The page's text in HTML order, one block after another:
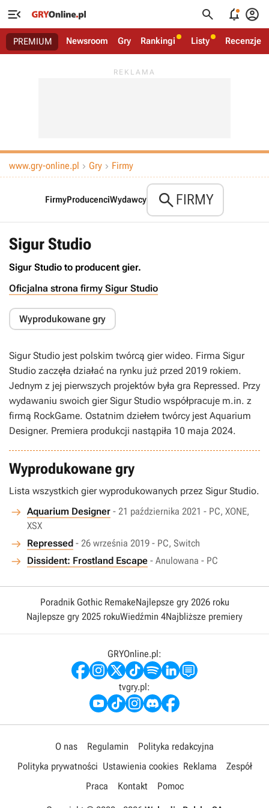
   
PREMIUM Newsroom Gry Rankingi Listy Recenzje
www.gry-online.pl  Gry  Firmy
FirmyProducenciWydawcy FIRMY
Sigur Studio
Sigur Studio to producent gier.
Oficjalna strona firmy Sigur Studio
Wyprodukowane gry
Sigur Studio jest polskim twórcą gier wideo. Firma Sigur
Studio zaczęła działać na rynku już przed 2019 rokiem.
Jednym z jej pierwszych projektów była gra Repressed. Przy
wydawaniu swoich gier Sigur Studio współpracuje m.in. z
firmą RockGame. Ostatnim dziełem twórcy jest Aquarium
Designer. Premiera produkcji nastąpiła 10 maja 2024.
Wyprodukowane gry
Lista wszystkich gier wyprodukowanych przez Sigur Studio.
Aquarium Designer - 21 października 2021 - PC, XONE,
XSX
Repressed - 26 września 2019 - PC, Switch
Dissident: Frostland Escape - Anulowana - PC
Poradnik Gothic RemakeNajlepsze gry 2026 roku
Najlepsze gry 2025 rokuWiedźmin 4Najbliższe premiery
GRYOnline.pl:
tvgry.pl:
O nas Regulamin
Polityka redakcyjna
Polityka prywatności Ustawienia cookies Reklama
Zespół
Praca
Kontakt Pomoc